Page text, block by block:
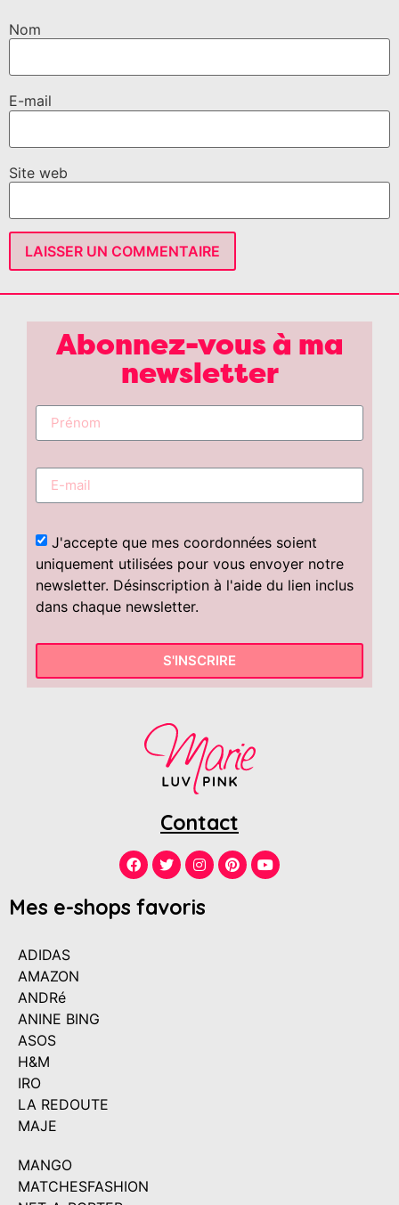
Nom
E-mail
Site web
Abonnez-vous à ma
newsletter
J'accepte que mes coordonnées soient
uniquement utilisées pour vous envoyer notre
newsletter. Désinscription à l'aide du lien inclus
dans chaque newsletter.
S'INSCRIRE
Contact
Mes e-shops favoris
ADIDAS
AMAZON
ANDRé
ANINE BING
ASOS
H&M
IRO
LA REDOUTE
MAJE
MANGO
MATCHESFASHION